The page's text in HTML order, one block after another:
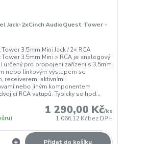
Jack-2xCinch AudioQuest Tower -
3.5mm Mini Jack / 2× RCA
3.5mm Mini > RCA je analogový
určený pro propojení zařízení s 3,5mm
nebo linkovým výstupem se
receiverem, aktivními
nebo jiným komponentem
RCA vstupů. Typicky se hod...
1 290,00 Kč/ks
1 066,12 Kčbez DPH
Přidat do košíku